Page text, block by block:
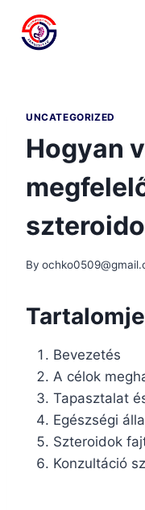
content
UNCATEGORIZED
Hogyan
By
Bevezetés
A célok
Tapasztalat
Egészségi
Szteroidok
Konzultáció